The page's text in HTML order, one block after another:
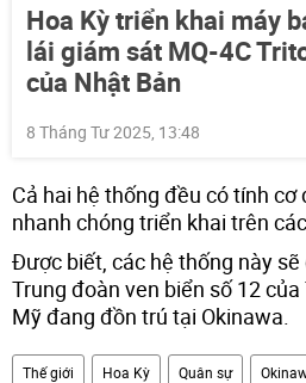
Hoa Kỳ triển khai máy
lái giám sát MQ-4C
của Nhật Bản
8 Tháng Tư 2025, 13:48
Cả hai hệ thống đều có tính
nhanh chóng triển khai trên
Được biết, các hệ thống này
Trung đoàn ven biển số 12
Mỹ đang đồn trú tại Okinawa.
Thế giới Hoa Kỳ Quân sự